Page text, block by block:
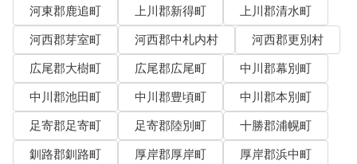
河東郡鹿追町
上川郡新得町
上川郡清水町
河西郡芽室町
河西郡中札内村
河西郡更別村
広尾郡大樹町
広尾郡広尾町
中川郡幕別町
中川郡池田町
中川郡豊頃町
中川郡本別町
足寄郡足寄町
足寄郡陸別町
十勝郡浦幌町
釧路郡釧路町
厚岸郡厚岸町
厚岸郡浜中町